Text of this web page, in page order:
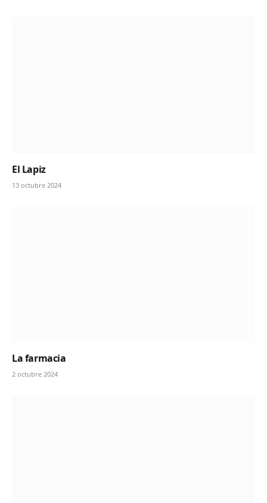
El Lapiz
13 octubre 2024
La farmacia
2 octubre 2024